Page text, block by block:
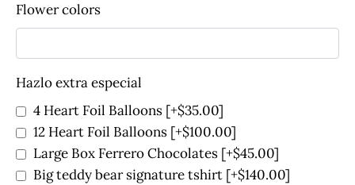
Flower colors
Hazlo extra especial
4 Heart Foil Balloons [+$35.00]
12 Heart Foil Balloons [+$100.00]
Large Box Ferrero Chocolates [+$45.00]
Big teddy bear signature tshirt [+$140.00]